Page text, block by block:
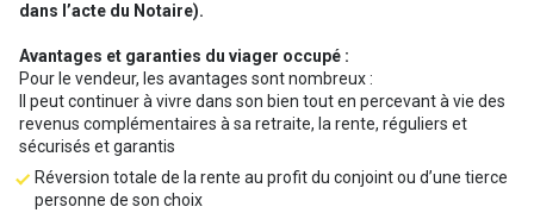
dans l’acte du Notaire).
Avantages et garanties du viager occupé :
Pour le vendeur, les avantages sont nombreux :
Il peut continuer à vivre dans son bien tout en percevant à vie des
revenus complémentaires à sa retraite, la rente, réguliers et
sécurisés et garantis
Réversion totale de la rente au profit du conjoint ou d’une tierce
personne de son choix